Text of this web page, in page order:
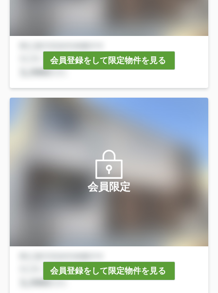
会員登録をして限定物件を見る
会員限定
会員登録をして限定物件を見る